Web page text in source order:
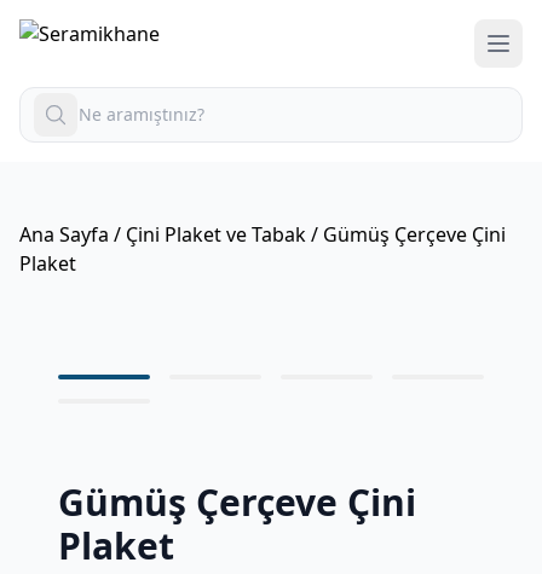
Ana Sayfa / Çini Plaket ve Tabak/ Gümüş Çerçeve Çini
Plaket
Gümüş Çerçeve Çini
Plaket